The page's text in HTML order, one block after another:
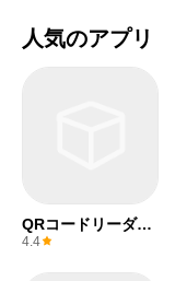
人気のアプリ
QRコードリーダー
(無料)
4.4